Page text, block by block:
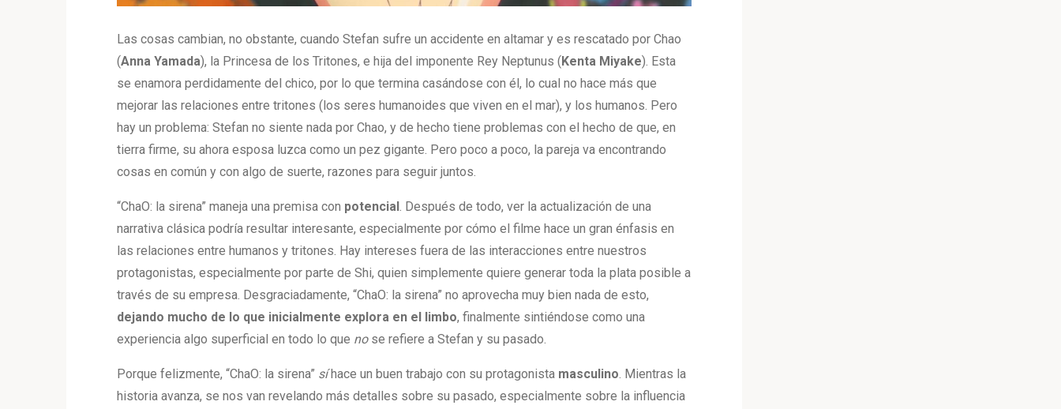
Las cosas cambian, no obstante, cuando Stefan sufre un accidente en altamar y es rescatado por Chao
(Anna Yamada), la Princesa de los Tritones, e hija del imponente Rey Neptunus (Kenta Miyake). Esta
se enamora perdidamente del chico, por lo que termina casándose con él, lo cual no hace más que
mejorar las relaciones entre tritones (los seres humanoides que viven en el mar), y los humanos. Pero
hay un problema: Stefan no siente nada por Chao, y de hecho tiene problemas con el hecho de que, en
tierra firme, su ahora esposa luzca como un pez gigante. Pero poco a poco, la pareja va encontrando
cosas en común y con algo de suerte, razones para seguir juntos.
“ChaO: la sirena” maneja una premisa con potencial. Después de todo, ver la actualización de una
narrativa clásica podría resultar interesante, especialmente por cómo el filme hace un gran énfasis en
las relaciones entre humanos y tritones. Hay intereses fuera de las interacciones entre nuestros
protagonistas, especialmente por parte de Shi, quien simplemente quiere generar toda la plata posible a
través de su empresa. Desgraciadamente, “ChaO: la sirena” no aprovecha muy bien nada de esto,
dejando mucho de lo que inicialmente explora en el limbo, finalmente sintiéndose como una
experiencia algo superficial en todo lo que nose refiere a Stefan y su pasado.
Porque felizmente, “ChaO: la sirena” síhace un buen trabajo con su protagonista masculino. Mientras la
historia avanza, se nos van revelando más detalles sobre su pasado, especialmente sobre la influencia